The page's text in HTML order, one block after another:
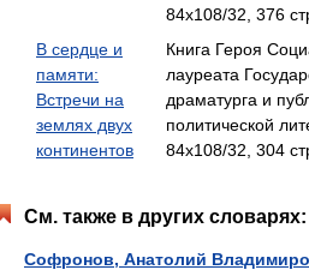
84x108/32, 376
В сердце и
памяти:
Встречи на
землях двух
континентов
Книга Героя
лауреата
драматурга и
политической
84x108/32, 304
См. также в других словарях:
Софронов, Анатолий